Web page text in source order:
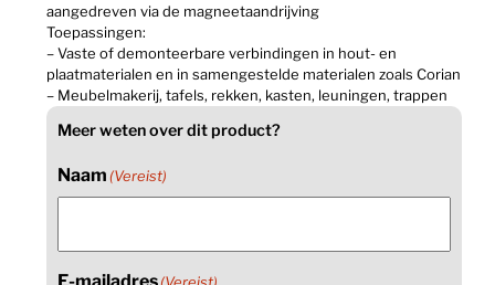
aangedreven via de magneetaandrijving
Toepassingen:
– Vaste of demonteerbare verbindingen in hout- en
plaatmaterialen en in samengestelde materialen zoals Corian
– Meubelmakerij, tafels, rekken, kasten, leuningen, trappen
Meer weten over dit product?
Naam (Vereist)
(Vereist)